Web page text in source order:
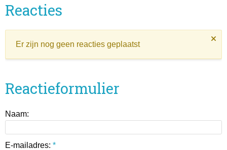
Reacties
Er zijn nog geen reacties geplaatst
Reactieformulier
Naam:
E-mailadres: *